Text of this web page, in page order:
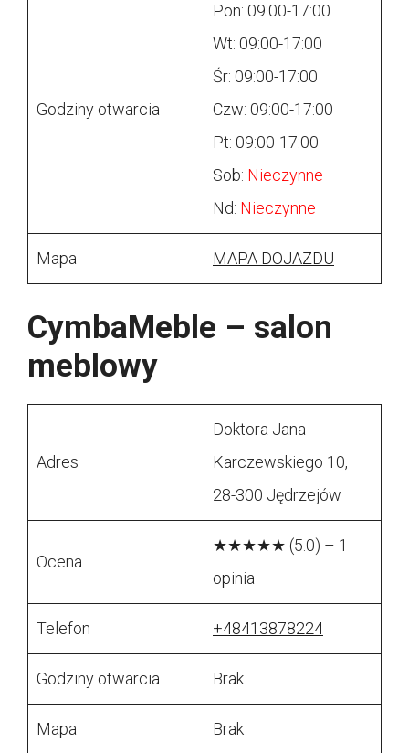
Godziny otwarcia
Pon: 09:00-17:00
Wt: 09:00-17:00
Śr: 09:00-17:00
Czw: 09:00-17:00
Pt: 09:00-17:00
Sob: Nieczynne
Nd: Nieczynne
Mapa MAPA DOJAZDU
CymbaMeble – salon
meblowy
Adres
Doktora Jana
Karczewskiego 10,
28-300 Jędrzejów
Ocena
★★★★★ (5.0) – 1
opinia
Telefon +48413878224
Godziny otwarcia Brak
Mapa Brak